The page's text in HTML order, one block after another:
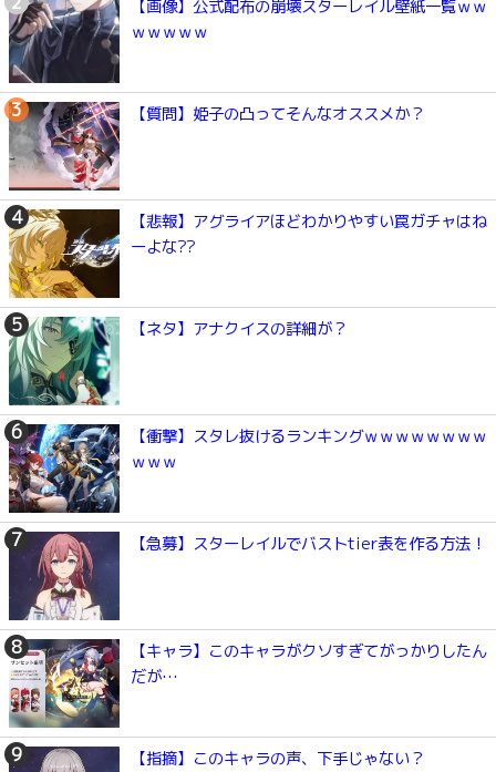
【画像】公式配布の崩壊スターレイル壁紙一覧ｗｗ
ｗｗｗｗｗ
【質問】姫子の凸ってそんなオススメか？
【悲報】アグライアほどわかりやすい罠ガチャはね
ーよな??
【ネタ】アナクイスの詳細が？
【衝撃】スタレ抜けるランキングｗｗｗｗｗｗｗｗ
ｗｗｗ
【急募】スターレイルでバストtier表を作る方法！
【キャラ】このキャラがクソすぎてがっかりしたん
だが…
【指摘】このキャラの声、下手じゃない？